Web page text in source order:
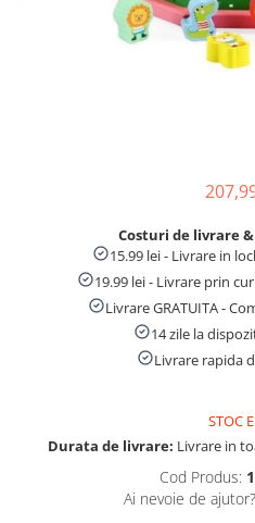
Costuri de livrare
15.99 lei - Livrare in
19.99 lei - Livrare prin
Livrare GRATUITA -
14 zile la
Livrare rapida
STOC
Durata de livrare: Livrare in
Cod Produs:
Ai nevoie de ajutor?